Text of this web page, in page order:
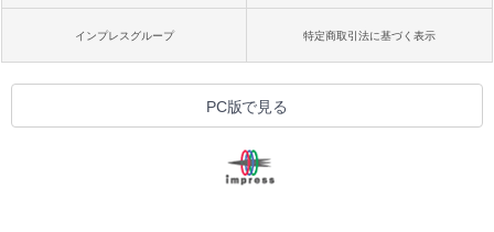
インプレスグループ 特定商取引法に基づく表示
PC版で見る